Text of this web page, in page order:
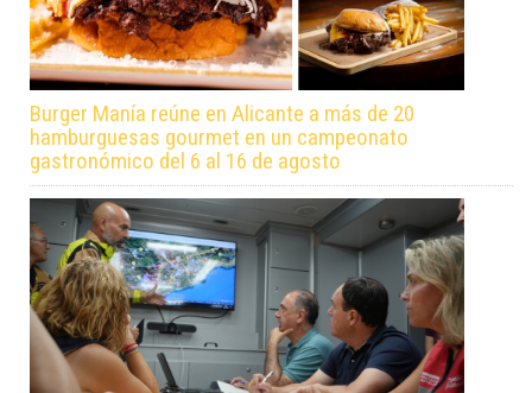
Burger Manía reúne en Alicante a más de 20
hamburguesas gourmet en un campeonato
gastronómico del 6 al 16 de agosto